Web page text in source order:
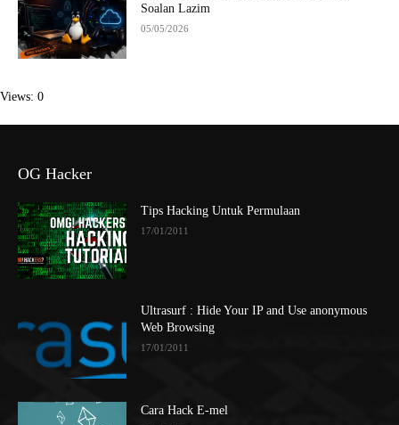
Soalan Lazim
05/05/2026
Views: 0
OG Hacker
Tips Hacking Untuk Permulaan
17/01/2011
Ultrasurf : Hide Your IP and Use anonymous
Web Browsing
17/01/2011
Cara Hack E-mel